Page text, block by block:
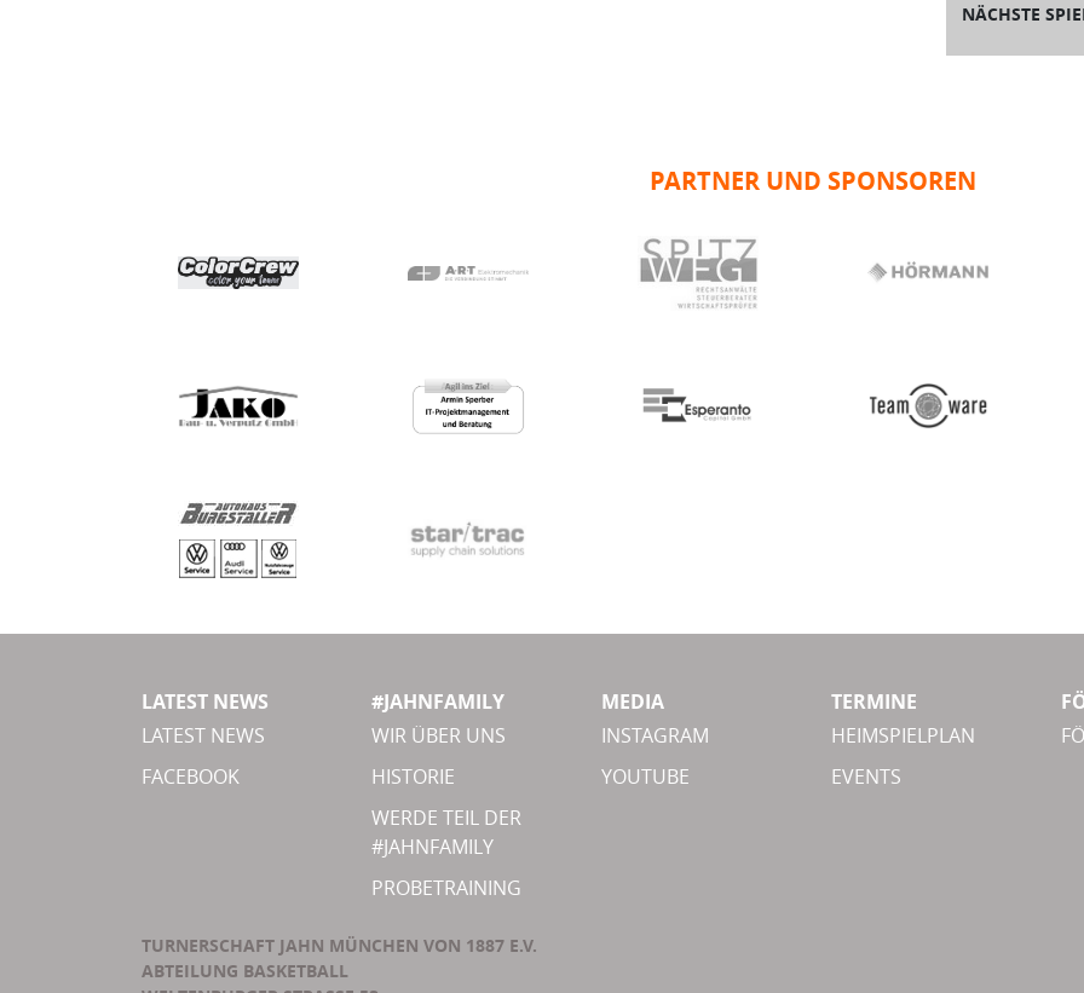
NÄCHSTE
PARTNER UND SPONSOREN
LATEST NEWS
LATEST NEWS
FACEBOOK
#JAHNFAMILY
WIR ÜBER UNS
HISTORIE
WERDE TEIL DER
#JAHNFAMILY
PROBETRAINING
MEDIA
INSTAGRAM
YOUTUBE
TERMINE
HEIMSPIELPLAN
EVENTS
TURNERSCHAFT JAHN MÜNCHEN VON 1887 E.V.
ABTEILUNG BASKETBALL